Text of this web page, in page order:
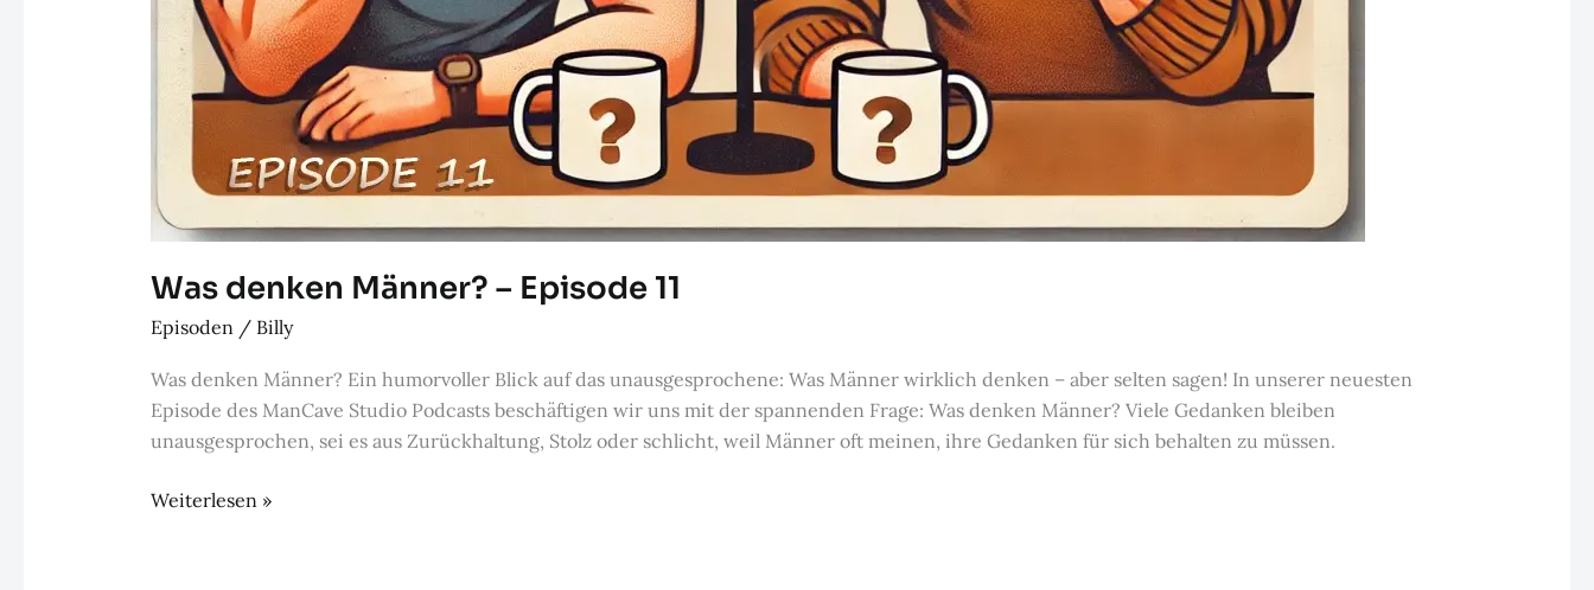
Was denken Männer? – Episode 11
Episoden / Billy
Was denken Männer? Ein humorvoller Blick auf das unausgesprochene: Was Männer wirklich denken – aber selten sagen! In unserer neuesten
Episode des ManCave Studio Podcasts beschäftigen wir uns mit der spannenden Frage: Was denken Männer? Viele Gedanken bleiben
unausgesprochen, sei es aus Zurückhaltung, Stolz oder schlicht, weil Männer oft meinen, ihre Gedanken für sich behalten zu müssen.
Was
Weiterlesen »